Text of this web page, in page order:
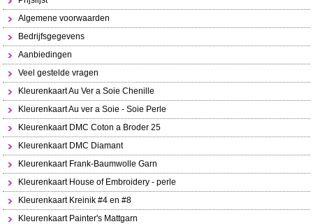
Algemene voorwaarden
Bedrijfsgegevens
Aanbiedingen
Veel gestelde vragen
Kleurenkaart Au Ver a Soie Chenille
Kleurenkaart Au ver a Soie - Soie Perle
Kleurenkaart DMC Coton a Broder 25
Kleurenkaart DMC Diamant
Kleurenkaart Frank-Baumwolle Garn
Kleurenkaart House of Embroidery - perle
Kleurenkaart Kreinik #4 en #8
Kleurenkaart Painter's Mattgarn